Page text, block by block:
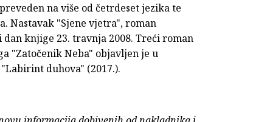
na više od četrdeset jezika te
Nastavak "Sjene vjetra", roman
knjige 23. travnja 2008. Treći roman
"Zatočenik Neba" objavljen je u
duhova" (2017.).